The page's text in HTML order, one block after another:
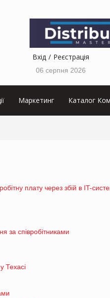
Вхід Реєстрація
06 серпня 2026
Маркетинг Каталог
плату через збій в IT-
за співробітниками
Техасі